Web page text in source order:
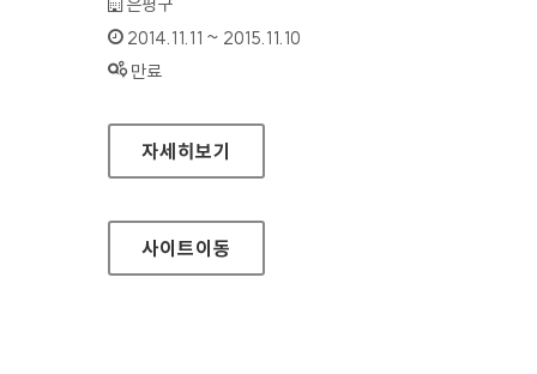
인증기간 :
2014.11.11 ~ 2015.11.10
상태 :
만료
은평구청 홈페이지
자세히보기
사이트이동